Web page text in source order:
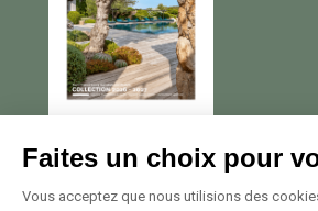
Nous contacter
Avenue Georges Pompidou
Faites un choix pour
Vous acceptez que nous utilisions des